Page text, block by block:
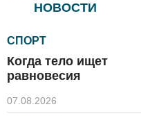
НОВОСТИ
СПОРТ
Когда тело ищет
равновесия
07.08.2026